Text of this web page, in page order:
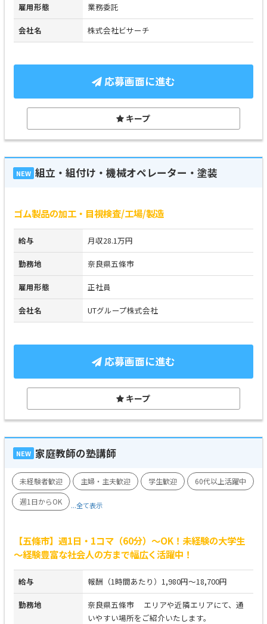
雇用形態 業務委託
会社名 株式会社ビサーチ
応募画面に進む
キープ
NEW 組立・組付け・機械オペレーター・塗装
ゴム製品の加工・目視検査/工場/製造
給与 月収28.1万円
勤務地 奈良県五條市
雇用形態 正社員
会社名 UTグループ株式会社
応募画面に進む
キープ
NEW 家庭教師の塾講師
未経験者歓迎 主婦・主夫歓迎 学生歓迎
60代以上活躍中
週1日からOK
...全て表示
【五條市】週1日・1コマ（60分）～OK！未経験の大学生
～経験豊富な社会人の方まで幅広く活躍中！
給与 報酬（1時間あたり）1,980円～18,700円
勤務地
奈良県五條市 エリアや近隣エリアにて、通
いやすい場所をご紹介いたします。